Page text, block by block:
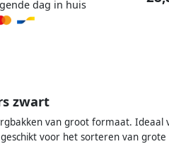
dag in huis
zwart
van groot formaat. Ideaal
voor het sorteren van grote